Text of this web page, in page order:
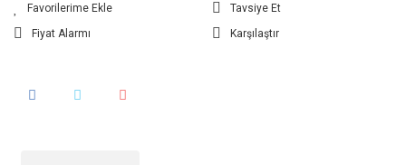
Tavsiye Et
Fiyat Alarmı
Karşılaştır